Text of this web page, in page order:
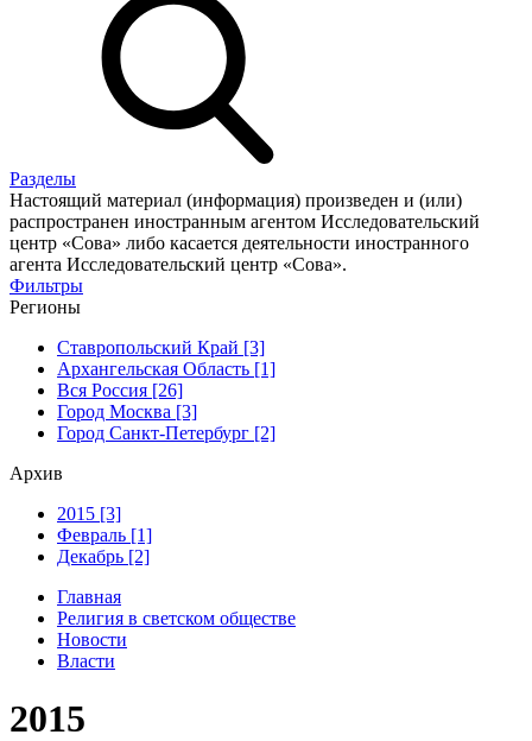
Разделы
Настоящий материал (информация) произведен и (или)
распространен иностранным агентом Исследовательский
центр «Сова» либо касается деятельности иностранного
агента Исследовательский центр «Сова».
Фильтры
Регионы
Ставропольский Край [3]
Архангельская Область [1]
Вся Россия [26]
Город Москва [3]
Город Санкт-Петербург [2]
Архив
2015 [3]
Февраль [1]
Декабрь [2]
Главная
Религия в светском обществе
Новости
Власти
2015